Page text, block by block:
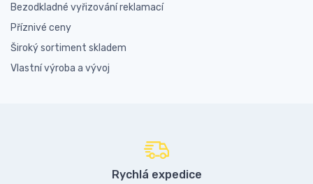
Bezodkladné vyřizování reklamací
Příznivé ceny
Široký sortiment skladem
Vlastní výroba a vývoj
Rychlá expedice